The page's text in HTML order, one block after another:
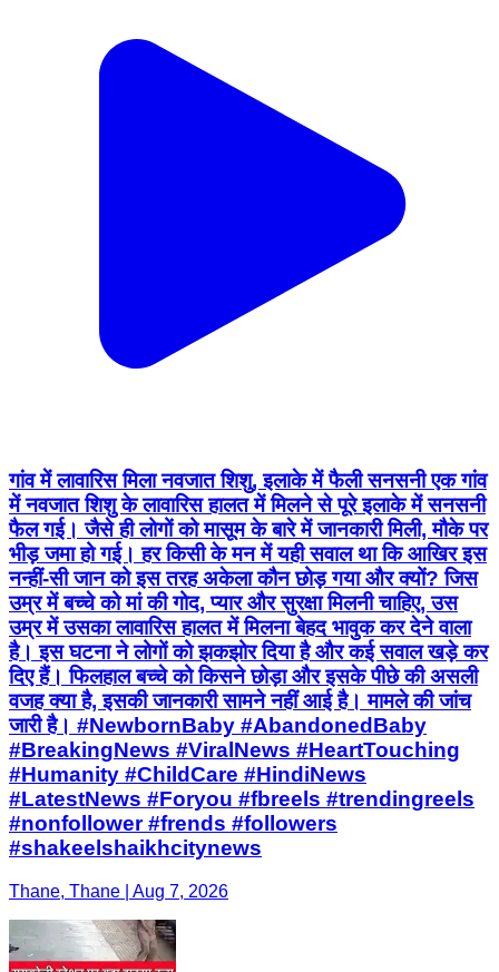
गांव में लावारिस मिला नवजात शिशु, इलाके में फैली सनसनी एक गांव
में नवजात शिशु के लावारिस हालत में मिलने से पूरे इलाके में सनसनी
फैल गई। जैसे ही लोगों को मासूम के बारे में जानकारी मिली, मौके पर
भीड़ जमा हो गई। हर किसी के मन में यही सवाल था कि आखिर इस
नन्हीं-सी जान को इस तरह अकेला कौन छोड़ गया और क्यों? जिस
उम्र में बच्चे को मां की गोद, प्यार और सुरक्षा मिलनी चाहिए, उस
उम्र में उसका लावारिस हालत में मिलना बेहद भावुक कर देने वाला
है। इस घटना ने लोगों को झकझोर दिया है और कई सवाल खड़े कर
दिए हैं। फिलहाल बच्चे को किसने छोड़ा और इसके पीछे की असली
वजह क्या है, इसकी जानकारी सामने नहीं आई है। मामले की जांच
जारी है। #NewbornBaby #AbandonedBaby
#BreakingNews #ViralNews #HeartTouching
#Humanity #ChildCare #HindiNews
#LatestNews #Foryou #fbreels #trendingreels
#nonfollower #frends #followers
#shakeelshaikhcitynews
Thane, Thane | Aug 7, 2026